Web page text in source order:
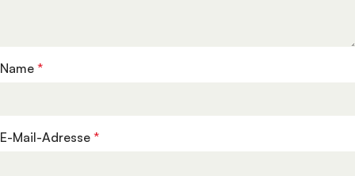
Name *
E-Mail-Adresse *